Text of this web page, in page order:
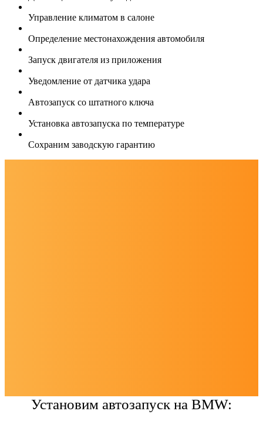
Управление климатом в салоне
Определение местонахождения автомобиля
Запуск двигателя из приложения
Уведомление от датчика удара
Автозапуск со штатного ключа
Установка автозапуска по температуре
Сохраним заводскую гарантию
Установим автозапуск на BMW: